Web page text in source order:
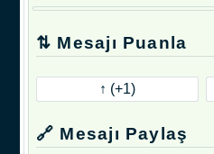
⇅ Mesajı Puanla
🔗 Mesajı Paylaş